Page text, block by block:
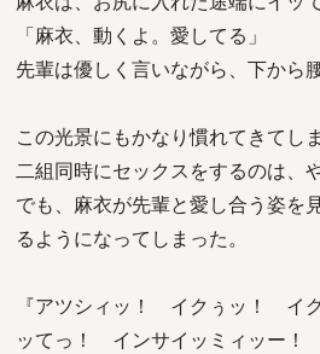
「麻衣、動くよ。愛してる」
先輩は優しく言いながら、下から
この光景にもかなり慣れてきてし
二組同時にセックスをするのは、
でも、麻衣が先輩と愛し合う姿を
るようになってしまった。
『アツシィッ！ イクぅッ！ イ
ッてっ！ インサイッミィッー